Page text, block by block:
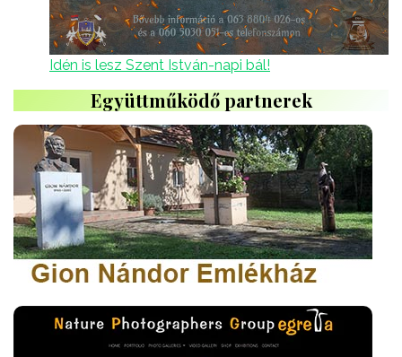
Idén is lesz Szent István-napi bál!
Együttműködő partnerek